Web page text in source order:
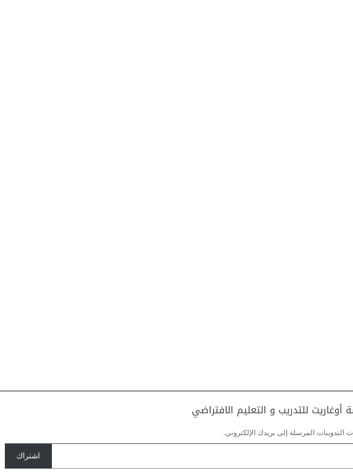
للتدريب و التعليم الافتراضي
المرسلة إلى بريدك الإلكتروني.
اشتراك